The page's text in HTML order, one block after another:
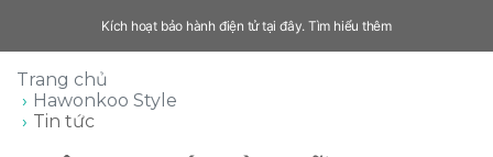
Kích hoạt bảo hành điện tử tại đây. Tìm hiểu thêm
Trang chủ
Hawonkoo Style
Tin tức